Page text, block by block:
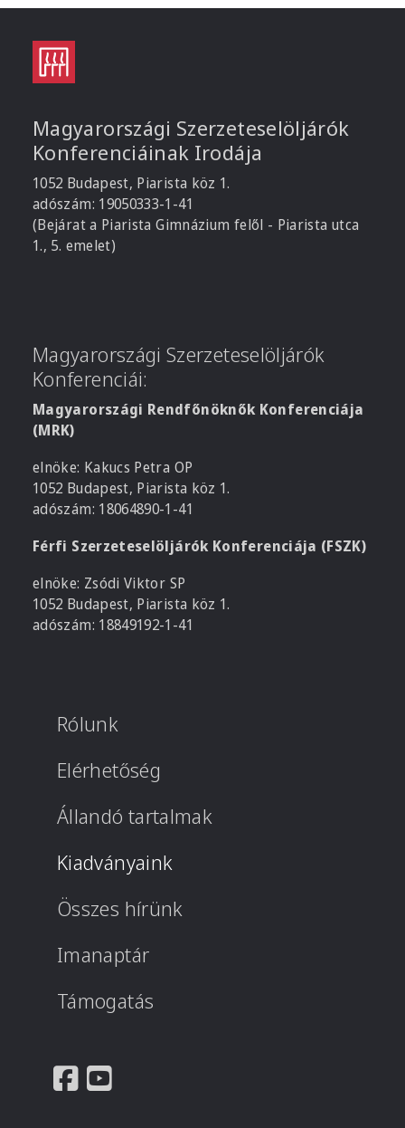
Magyarországi Szerzeteselöljárók
Konferenciáinak Irodája
1052 Budapest, Piarista köz 1.
adószám: 19050333-1-41
(Bejárat a Piarista Gimnázium felől - Piarista utca
1., 5. emelet)
Magyarországi Szerzeteselöljárók
Konferenciái:
Magyarországi Rendfőnöknők Konferenciája
(MRK)
elnöke: Kakucs Petra OP
1052 Budapest, Piarista köz 1.
adószám: 18064890-1-41
Férfi Szerzeteselöljárók Konferenciája (FSZK)
elnöke: Zsódi Viktor SP
1052 Budapest, Piarista köz 1.
adószám: 18849192-1-41
Rólunk
Elérhetőség
Állandó tartalmak
Kiadványaink
Összes hírünk
Imanaptár
Támogatás